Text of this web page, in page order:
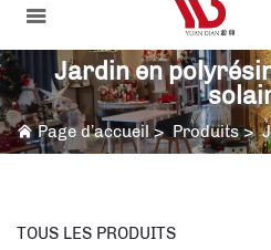
Jardin en
Page d’accueil> Produits>
TOUS LES PRODUITS